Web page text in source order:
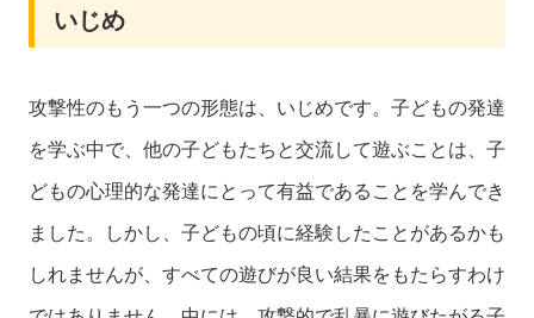
いじめ
攻撃性のもう一つの形態は、いじめです。子どもの発達
を学ぶ中で、他の子どもたちと交流して遊ぶことは、子
どもの心理的な発達にとって有益であることを学んでき
ました。しかし、子どもの頃に経験したことがあるかも
しれませんが、すべての遊びが良い結果をもたらすわけ